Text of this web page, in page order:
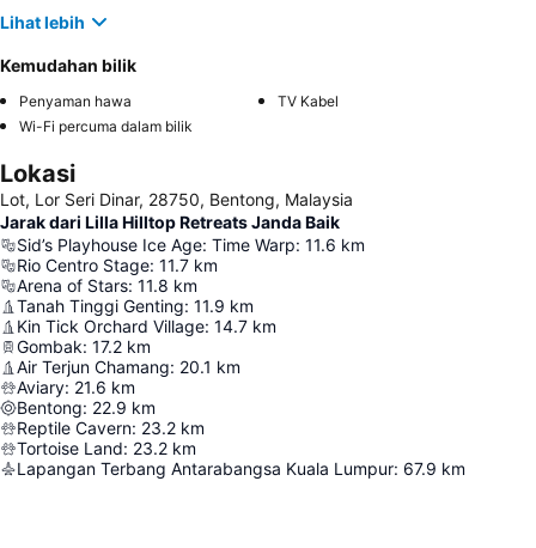
Lihat lebih
Kemudahan bilik
Penyaman hawa
TV Kabel
Wi-Fi percuma dalam bilik
Lokasi
Lot, Lor Seri Dinar, 28750, Bentong, Malaysia
Jarak dari Lilla Hilltop Retreats Janda Baik
Sid’s Playhouse Ice Age: Time Warp: 11.6 km
Rio Centro Stage: 11.7 km
Arena of Stars: 11.8 km
Tanah Tinggi Genting: 11.9 km
Kin Tick Orchard Village: 14.7 km
Gombak: 17.2 km
Air Terjun Chamang: 20.1 km
Aviary: 21.6 km
Bentong: 22.9 km
Reptile Cavern: 23.2 km
Tortoise Land: 23.2 km
Lapangan Terbang Antarabangsa Kuala Lumpur: 67.9 km